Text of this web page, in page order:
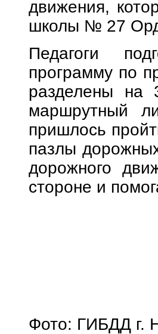
движения,
школы № 27
Педагоги
программу по
разделены на
маршрутный
пришлось
пазлы
дорожного
стороне и
Фото: ГИБДД г.